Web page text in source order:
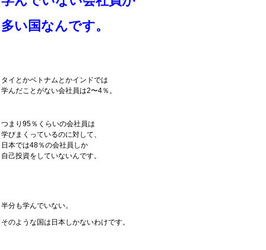
多い国なんです。
タイとかベトナムとかインドでは
学んだことがない会社員は2〜4％。
つまり95％くらいの会社員は
学びまくっているのに対して、
日本では48％の会社員しか
自己投資をしていないんです。
半分も学んでいない。
そのような国は日本しかないわけです。